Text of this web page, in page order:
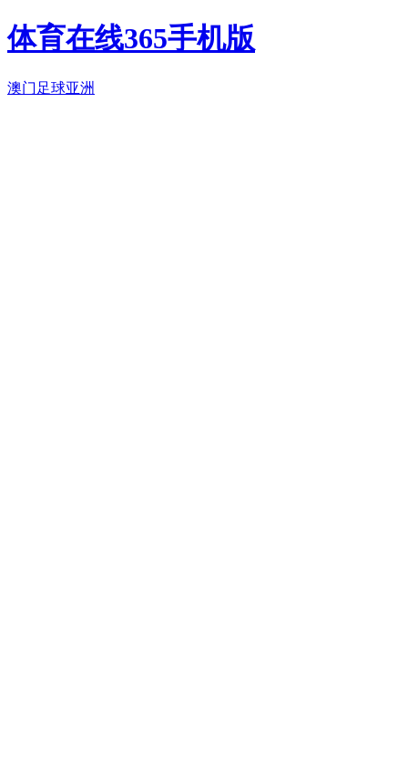
体育在线365手机版
澳门足球亚洲